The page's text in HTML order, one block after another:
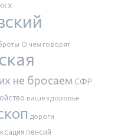
О чем говорят
не бросаем СФР
ваше здоровье
дороги
пенсий